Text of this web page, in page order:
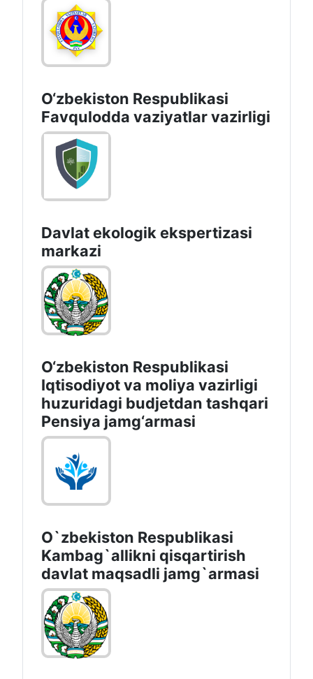
O‘zbеkistоn Rеspublikаsi
Favqulodda vaziyatlar vazirligi
Davlat ekologik ekspertizasi
markazi
O‘zbekiston Respublikasi
Iqtisodiyot va moliya vazirligi
huzuridagi budjetdan tashqari
Pensiya jamg‘armasi
O`zbekiston Respublikasi
Kambag`allikni qisqartirish
davlat maqsadli jamg`armasi